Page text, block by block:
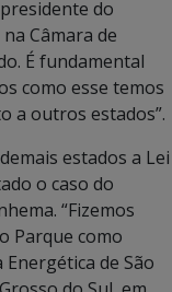
do
Câmara de
É fundamental
como esse temos
a outros estados”.
estados a Lei
o caso do
“Fizemos
Parque como
de São